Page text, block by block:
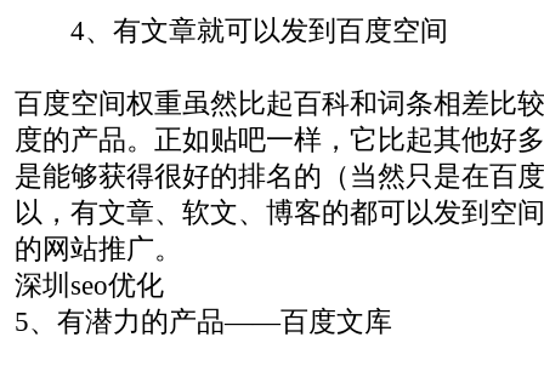
4、有文章就可以发到百度空间
百度空间权重虽然比起百科和词条相差比
度的产品。正如贴吧一样，它比起其他好
是能够获得很好的排名的（当然只是在百
以，有文章、软文、博客的都可以发到空
的网站推广。
深圳seo优化
5、有潜力的产品——百度文库